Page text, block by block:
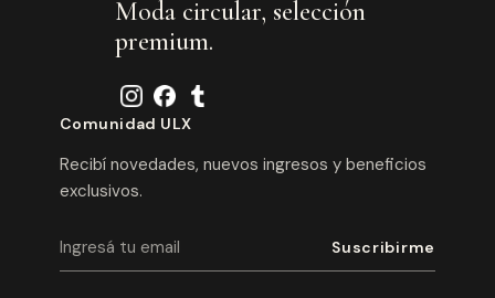
Moda circular, selección
premium.
Comunidad ULX
Recibí novedades, nuevos ingresos y beneficios
exclusivos.